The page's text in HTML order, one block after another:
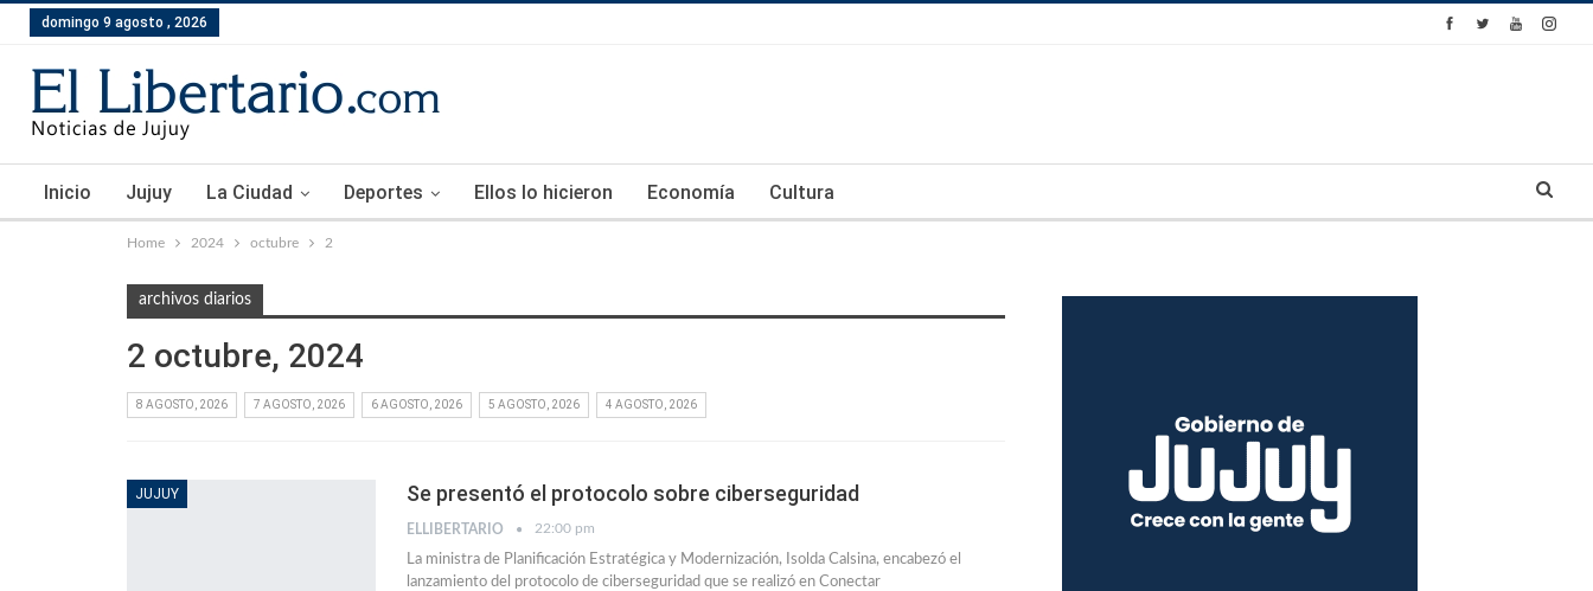
domingo 9 agosto , 2026
Inicio Jujuy La Ciudad Deportes Ellos lo hicieron Economía Cultura
Home 2024 octubre 2
archivos diarios
2 octubre, 2024
8 AGOSTO, 2026 7 AGOSTO, 2026 6 AGOSTO, 2026 5 AGOSTO, 2026 4 AGOSTO, 2026
JUJUY Se presentó el protocolo sobre ciberseguridad
ELLIBERTARIO 22:00 pm
La ministra de Planificación Estratégica y Modernización, Isolda Calsina, encabezó el
lanzamiento del protocolo de ciberseguridad que se realizó en Conectar